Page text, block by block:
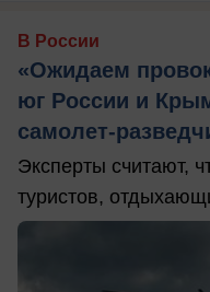
В России
«Ожидаем
юг России и
самолет-
Эксперты считают,
туристов,